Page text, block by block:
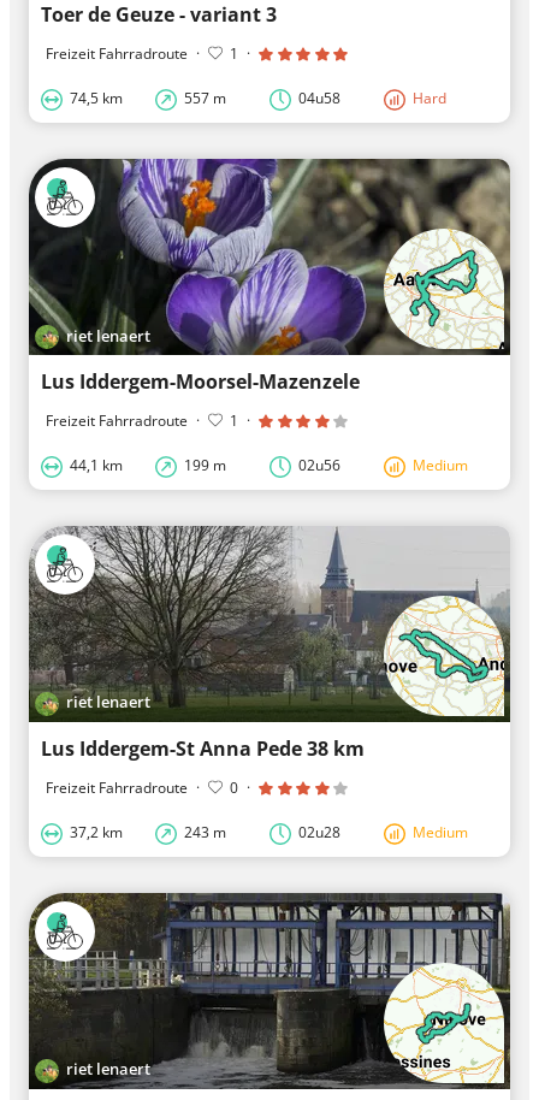
Toer de Geuze - variant 3
Freizeit Fahrradroute · 1 ·
74,5 km 557 m 04u58 Hard
riet lenaert
Lus Iddergem-Moorsel-Mazenzele
Freizeit Fahrradroute · 1 ·
44,1 km 199 m 02u56 Medium
riet lenaert
Lus Iddergem-St Anna Pede 38 km
Freizeit Fahrradroute · 0 ·
37,2 km 243 m 02u28 Medium
riet lenaert